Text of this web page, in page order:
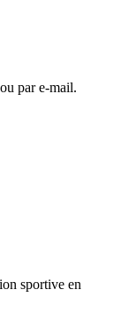
par e-mail.
sportive en